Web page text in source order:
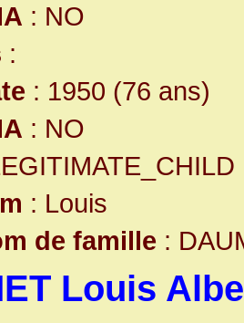
: NO
:
: 1950 (76 ans)
: NO
: Louis
de famille :
Louis